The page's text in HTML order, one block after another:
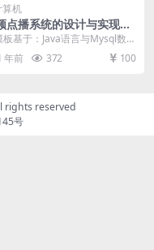
算机
点播系统的设计与实现毕
板 毕业设计模板及毕业论
板基于：Java语言与Mysql数据
发 系统功能实现 这个环节需要
前...
年前 372 100
rights reserved
号